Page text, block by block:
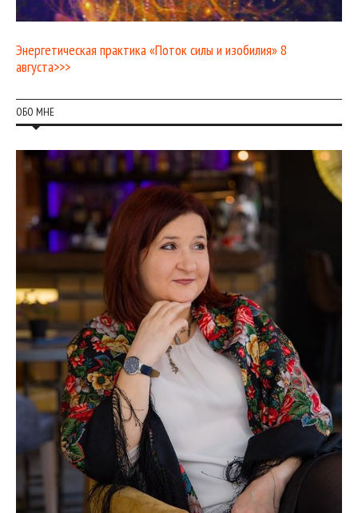
Энергетическая практика «Поток силы и изобилия» 8
августа>>>
ОБО МНЕ